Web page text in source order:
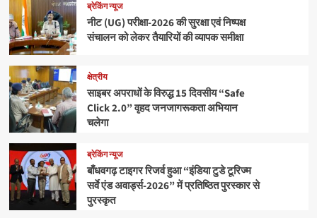
ब्रेकिंग न्यूज
नीट (UG) परीक्षा-2026 की सुरक्षा एवं निष्पक्ष
संचालन को लेकर तैयारियों की व्यापक समीक्षा
क्षेत्रीय
साइबर अपराधों के विरुद्ध 15 दिवसीय “Safe
Click 2.0” वृहद जनजागरूकता अभियान
चलेगा
ब्रेकिंग न्यूज
बाँधवगढ़ टाइगर रिजर्व हुआ “इंडिया टुडे टूरिज्म
सर्वे एंड अवार्ड्स-2026” में प्रतिष्ठित पुरस्कार से
पुरस्कृत